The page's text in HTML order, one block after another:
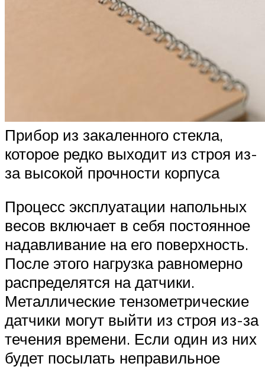
Прибор из закаленного стекла,
которое редко выходит из строя из-
за высокой прочности корпуса
Процесс эксплуатации напольных
весов включает в себя постоянное
надавливание на его поверхность.
После этого нагрузка равномерно
распределятся на датчики.
Металлические тензометрические
датчики могут выйти из строя из-за
течения времени. Если один из них
будет посылать неправильное